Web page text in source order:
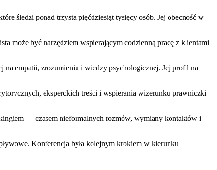
śledzi ponad trzysta pięćdziesiąt tysięcy osób. Jej obecność w
może być narzędziem wspierającym codzienną pracę z klientami
na empatii, zrozumieniu i wiedzy psychologicznej. Jej profil na
eksperckich treści i wspierania wizerunku prawniczki
— czasem nieformalnych rozmów, wymiany kontaktów i
Konferencja była kolejnym krokiem w kierunku